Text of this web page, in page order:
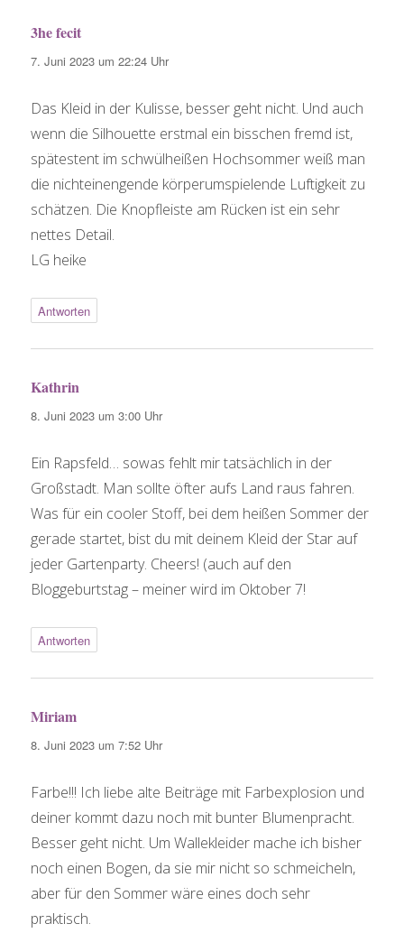
3he fecit
7. Juni 2023 um 22:24 Uhr
Das Kleid in der Kulisse, besser geht nicht. Und auch
wenn die Silhouette erstmal ein bisschen fremd ist,
spätestent im schwülheißen Hochsommer weiß man
die nichteinengende körperumspielende Luftigkeit zu
schätzen. Die Knopfleiste am Rücken ist ein sehr
nettes Detail.
LG heike
Antworten
Kathrin
8. Juni 2023 um 3:00 Uhr
Ein Rapsfeld… sowas fehlt mir tatsächlich in der
Großstadt. Man sollte öfter aufs Land raus fahren.
Was für ein cooler Stoff, bei dem heißen Sommer der
gerade startet, bist du mit deinem Kleid der Star auf
jeder Gartenparty. Cheers! (auch auf den
Bloggeburtstag – meiner wird im Oktober 7!
Antworten
Miriam
8. Juni 2023 um 7:52 Uhr
Farbe!!! Ich liebe alte Beiträge mit Farbexplosion und
deiner kommt dazu noch mit bunter Blumenpracht.
Besser geht nicht. Um Wallekleider mache ich bisher
noch einen Bogen, da sie mir nicht so schmeicheln,
aber für den Sommer wäre eines doch sehr
praktisch.